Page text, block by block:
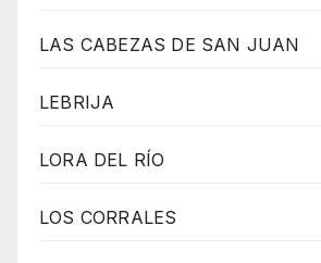
LAS CABEZAS DE SAN JUAN
LEBRIJA
LORA DEL RÍO
LOS CORRALES